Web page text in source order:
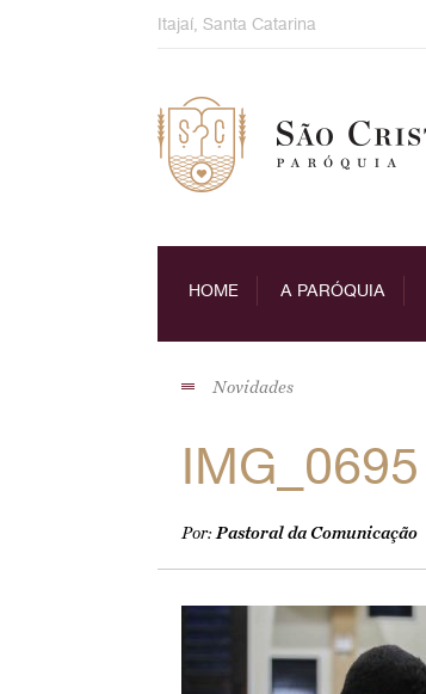
Itajaí, Santa Catarina
HOME A PARÓQUIA
Novidades
IMG_0695
Por:Pastoral da Comunicação